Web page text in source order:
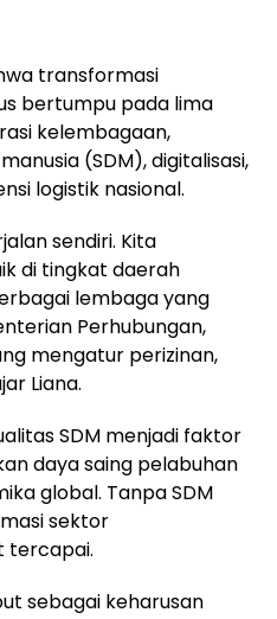
transformasi
bertumpu pada lima
kelembagaan,
(SDM), digitalisasi,
logistik nasional.
sendiri. Kita
di tingkat daerah
lembaga yang
Perhubungan,
mengatur perizinan,
Liana.
SDM menjadi faktor
daya saing pelabuhan
global. Tanpa SDM
sektor
tercapai.
sebagai keharusan